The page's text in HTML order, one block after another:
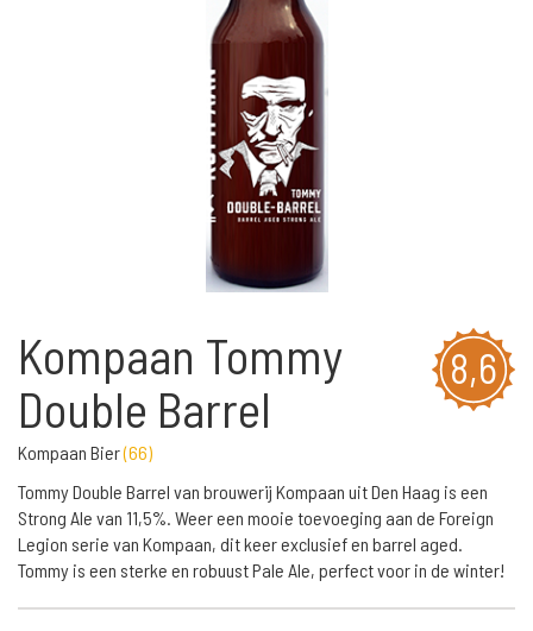
8,6
Kompaan Tommy
Double Barrel
Kompaan Bier(66)
Tommy Double Barrel van brouwerij Kompaan uit Den Haag is een
Strong Ale van 11,5%. Weer een mooie toevoeging aan de Foreign
Legion serie van Kompaan, dit keer exclusief en barrel aged.
Tommy is een sterke en robuust Pale Ale, perfect voor in de winter!